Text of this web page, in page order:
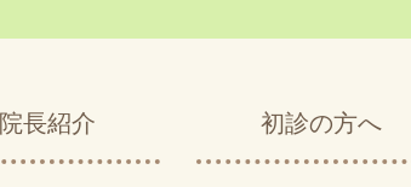
院長紹介 初診の方へ